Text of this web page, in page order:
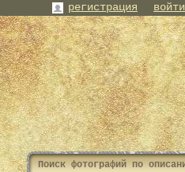
регистрация войти